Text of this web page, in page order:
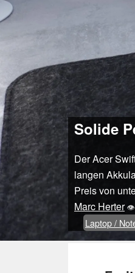
Solide
Der Acer
langen
Preis von
Marc Herter 👁
Laptop /